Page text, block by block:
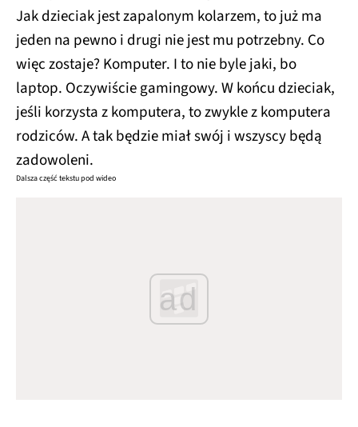
Jak dzieciak jest zapalonym kolarzem, to już ma
jeden na pewno i drugi nie jest mu potrzebny. Co
więc zostaje? Komputer. I to nie byle jaki, bo
laptop. Oczywiście gamingowy. W końcu dzieciak,
jeśli korzysta z komputera, to zwykle z komputera
rodziców. A tak będzie miał swój i wszyscy będą
zadowoleni.
Dalsza część tekstu pod wideo
ad